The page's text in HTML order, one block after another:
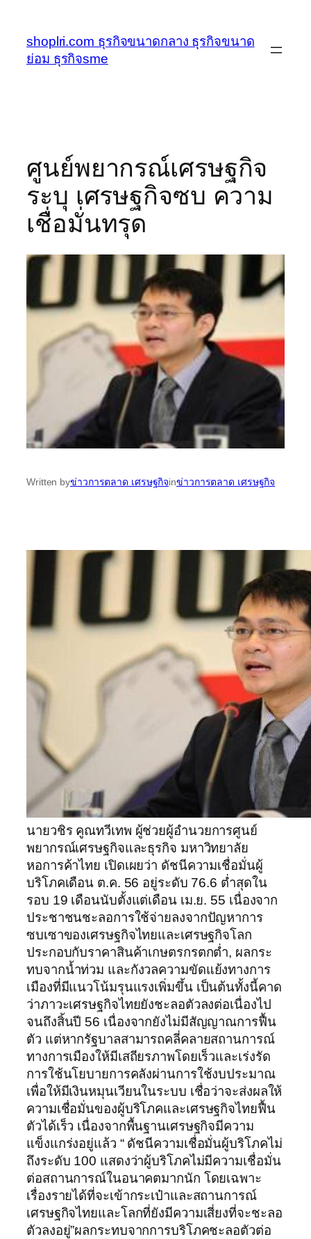
เนื้อหา
shoplri.com ธุรกิจขนาดกลาง ธุรกิจขนาด
ย่อม ธุรกิจsme
ศูนย์พยากรณ์เศรษฐกิจ
ระบุ เศรษฐกิจซบ ความ
เชื่อมั่นทรุด
Written byข่าวการตลาด เศรษฐกิจinข่าวการตลาด เศรษฐกิจ
นายวชิร คูณทวีเทพ ผู้ช่วยผู้อำนวยการศูนย์
พยากรณ์เศรษฐกิจและธุรกิจ มหาวิทยาลัย
หอการค้าไทย เปิดเผยว่า ดัชนีความเชื่อมั่นผู้
บริโภคเดือน ต.ค. 56 อยู่ระดับ 76.6 ต่ำสุดใน
รอบ 19 เดือนนับตั้งแต่เดือน เม.ย. 55 เนื่องจาก
ประชาชนชะลอการใช้จ่ายลงจากปัญหาการ
ซบเซาของเศรษฐกิจไทยและเศรษฐกิจโลก
ประกอบกับราคาสินค้าเกษตรกรตกต่ำ, ผลกระ
ทบจากน้ำท่วม และกังวลความขัดแย้งทางการ
เมืองที่มีแนวโน้มรุนแรงเพิ่มขึ้น เป็นต้นทั้งนี้คาด
ว่าภาวะเศรษฐกิจไทยยังชะลอตัวลงต่อเนื่องไป
จนถึงสิ้นปี 56 เนื่องจากยังไม่มีสัญญาณการฟื้น
ตัว แต่หากรัฐบาลสามารถคลี่คลายสถานการณ์
ทางการเมืองให้มีเสถียรภาพโดยเร็วและเร่งรัด
การใช้นโยบายการคลังผ่านการใช้งบประมาณ
เพื่อให้มีเงินหมุนเวียนในระบบ เชื่อว่าจะส่งผลให้
ความเชื่อมั่นของผู้บริโภคและเศรษฐกิจไทยฟื้น
ตัวได้เร็ว เนื่องจากพื้นฐานเศรษฐกิจมีความ
แข็งแกร่งอยู่แล้ว “ ดัชนีความเชื่อมั่นผู้บริโภคไม่
ถึงระดับ 100 แสดงว่าผู้บริโภคไม่มีความเชื่อมั่น
ต่อสถานการณ์ในอนาคตมากนัก โดยเฉพาะ
เรื่องรายได้ที่จะเข้ากระเป๋าและสถานการณ์
เศรษฐกิจไทยและโลกที่ยังมีความเสี่ยงที่จะชะลอ
ตัวลงอยู่”ผลกระทบจากการบริโภคชะลอตัวต่อ